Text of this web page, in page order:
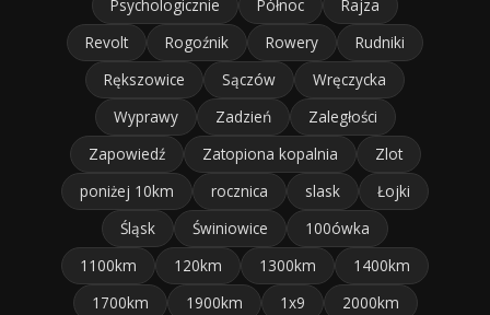
Psychologicznie Północ
Rajza
Revolt
Rogoźnik Rowery
Rudniki
Rększowice
Sączów
Wręczycka
Wyprawy
Zadzień
Zaległości
Zapowiedź
Zatopiona kopalnia
Zlot
poniżej 10km
rocznica slask
Łojki
Śląsk
Świniowice
100ówka
1100km
120km 1300km
1400km
1700km
1900km 1x9
2000km